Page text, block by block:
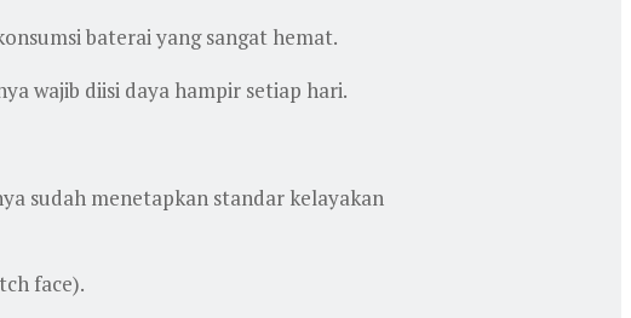
baterai yang sangat hemat.
wajib diisi daya hampir setiap hari.
sudah menetapkan standar kelayakan
face).